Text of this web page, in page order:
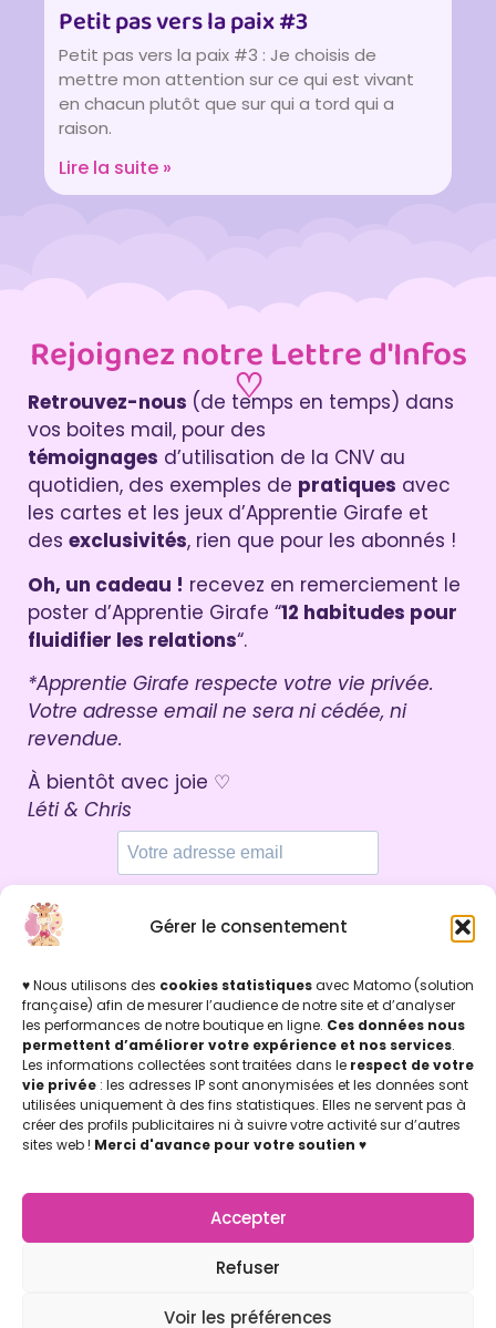
Gérer le consentement
♥ Nous utilisons des cookies statistiquesavec Matomo (solution
française) afin de mesurer l’audience de notre site et d’analyser
les performances de notre boutique en ligne. Ces données nous
permettent d’améliorer votre expérience et nos services.
Les informations collectées sont traitées dans le respect de votre
vie privée : les adresses IP sont anonymisées et les données sont
utilisées uniquement à des fins statistiques. Elles ne servent pas à
créer des profils publicitaires ni à suivre votre activité sur d’autres
sites web ! Merci d'avance pour votre soutien ♥
Accepter
Refuser
Voir les préférences
Petit pas vers la paix #3
Petit pas vers la paix #3 : Je choisis de
mettre mon attention sur ce qui est vivant
en chacun plutôt que sur qui a tord qui a
raison.
Lire la suite »
Rejoignez notre Lettre d'Infos
♡
Retrouvez-nous (de temps en temps) dans
vos boites mail, pour des
témoignages d’utilisation de la CNV au
quotidien, des exemples de pratiques avec
les cartes et les jeux d’Apprentie Girafe et
des exclusivités, rien que pour les abonnés !
Oh, un cadeau ! recevez en remerciement le
poster d’Apprentie Girafe “12 habitudes pour
fluidifier les relations“.
*Apprentie Girafe respecte votre vie privée.
Votre adresse email ne sera ni cédée, ni
revendue.
À bientôt avec joie ♡
Léti & Chris
Par ici !
INFOS LÉGALES
Mentions légales & Politique de confidentialité
Politique de cookies
Conditions Générales de Vente (CGV)
Licence d'utilisation
APPRENTIE GIRAFE
Mon compte
Nos points de vente
Nous contacter